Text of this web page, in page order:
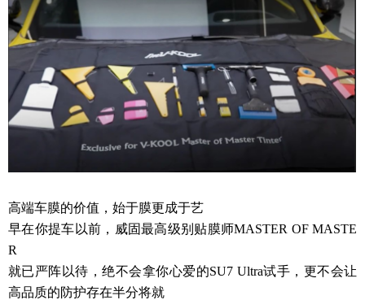
高端车膜的价值，始于膜更成于艺
早在你提车以前，威固最高级别贴膜师MASTER OF MASTE
R
就已严阵以待，绝不会拿你心爱的SU7 Ultra试手，更不会让
高品质的防护存在半分将就